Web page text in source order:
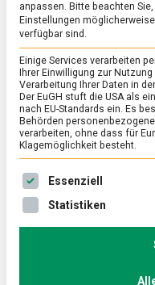
ERNÄHRUNG & GESUNDHEIT
Genuss in Hülle
11. Februar 2022
An den Bauchnabel
Venus sollen Tortellini
Tag gefeiert. Grund
anpassen. Bitte beachten
Einstellungen
verfügbar sind.
Einige Services verarbeiten
Ihrer Einwilligung zur
Verarbeitung Ihrer Daten in
Der EuGH stuft die USA als
nach EU-Standards ein. Es
Behörden
verarbeiten, ohne dass für
Klagemöglichkeit besteht.
Es folgt eine Liste
Essenziell
Statistiken